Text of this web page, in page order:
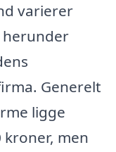
varierer
Generelt
ligge
kroner, men